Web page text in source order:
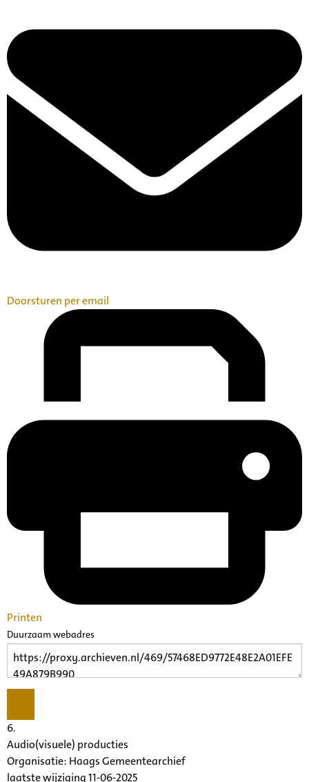
Doorsturen per email
Printen
Duurzaam webadres
6.
Audio(visuele) producties
Organisatie: Haags Gemeentearchief
laatste wijziging 11-06-2025